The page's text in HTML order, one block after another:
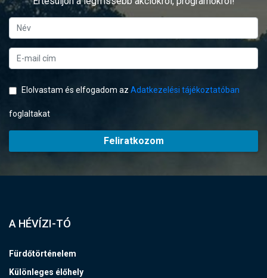
Elolvastam és elfogadom az Adatkezelési tájékoztatóban
foglaltakat
Feliratkozom
A HÉVÍZI-TÓ
Fürdőtörténelem
Különleges élőhely